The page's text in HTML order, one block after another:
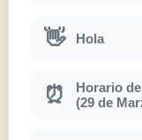
👋 Hola
⏰
Horario
(29 de